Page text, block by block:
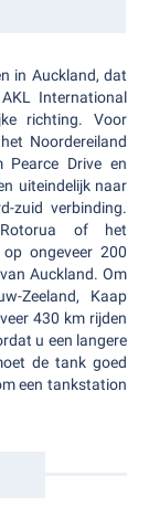
in Auckland, dat
International
richting. Voor
Noordereiland
Drive en
uiteindelijk naar
zuid verbinding.
of het
op ongeveer 200
Auckland. Om
Zeeland, Kaap
430 km rijden
u een langere
de tank goed
een tankstation